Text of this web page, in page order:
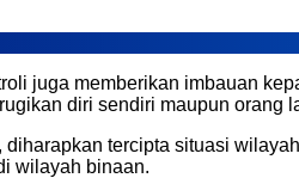
juga memberikan imbauan
diri sendiri maupun orang
tercipta situasi
wilayah binaan.